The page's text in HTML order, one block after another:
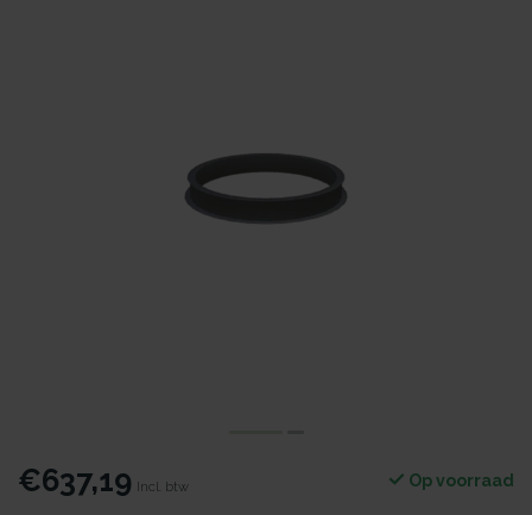
€637,19 Incl. btw Op voorraad